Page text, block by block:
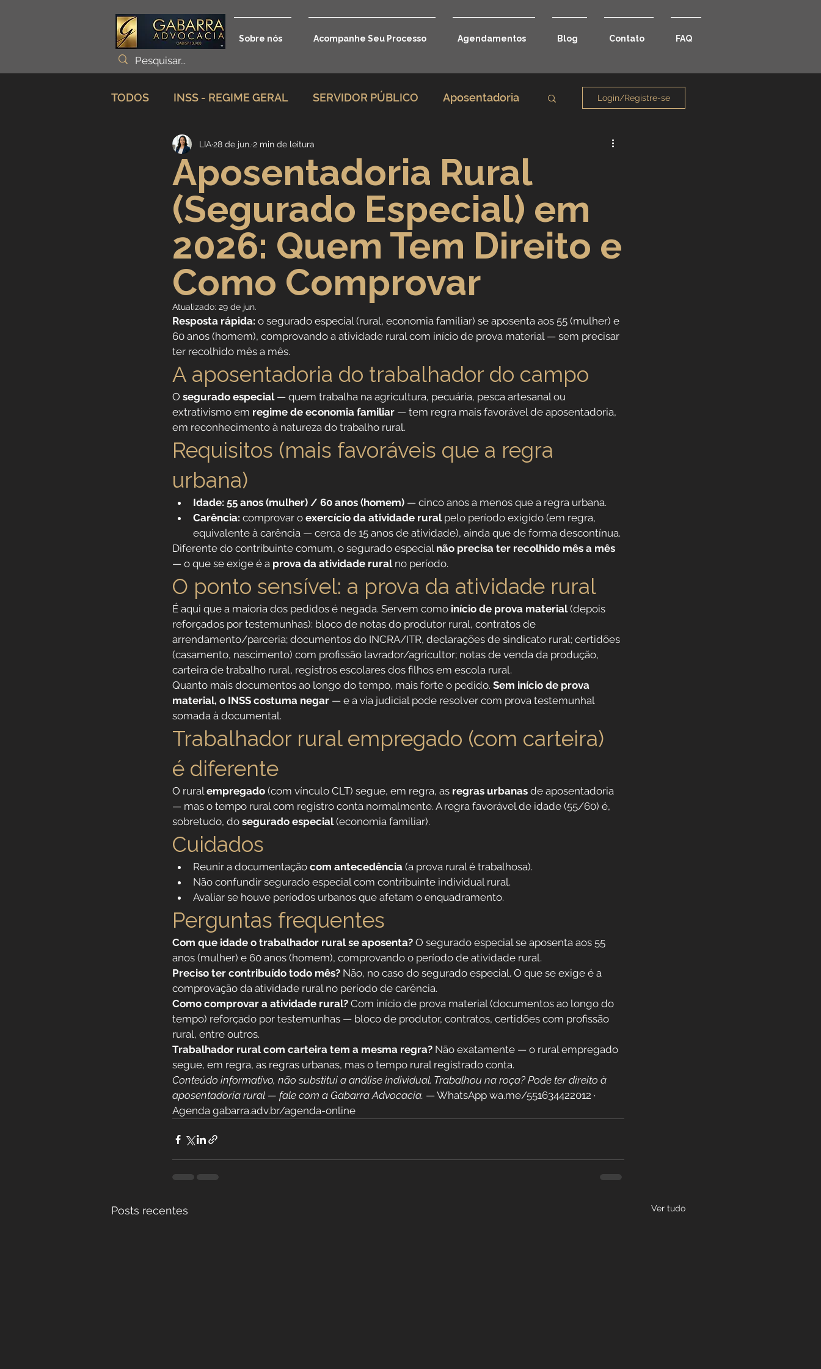
Sobre nós Acompanhe Seu Processo Agendamentos Blog Contato FAQ
TODOS INSS - REGIME GERAL SERVIDOR PÚBLICO Aposentadoria
Planejamento Previdenciário Direito Previdenciário
Incapacidade / Auxílio Benefícios por incapacidade
Aposentadoria Especial Aposentadoria por idade Carreira Jurídica
Previdência Internacional Direitos Sociais
Previdência para Trabalhadores Aposentadoria por Invalidez
Novidades Profissões da Saúde Institucional
Aposentadoria do Servidor Público Reforma da previdência
Login/Registre-se
Aposentadoria Rural
(Segurado Especial) em
2026: Quem Tem Direito e
Como Comprovar
LIA28 de jun. 2 min de leitura
Atualizado: 29 de jun.
Resposta rápida: o segurado especial (rural, economia familiar) se aposenta aos 55 (mulher) e
60 anos (homem), comprovando a atividade rural com início de prova material — sem precisar
ter recolhido mês a mês.
A aposentadoria do trabalhador do campo
O segurado especial — quem trabalha na agricultura, pecuária, pesca artesanal ou
extrativismo em regime de economia familiar — tem regra mais favorável de aposentadoria,
em reconhecimento à natureza do trabalho rural.
Requisitos (mais favoráveis que a regra
urbana)
Idade: 55 anos (mulher) / 60 anos (homem) — cinco anos a menos que a regra urbana.
Carência: comprovar o exercício da atividade rural pelo período exigido (em regra,
equivalente à carência — cerca de 15 anos de atividade), ainda que de forma descontínua.
Diferente do contribuinte comum, o segurado especial não precisa ter recolhido mês a mês
— o que se exige é a prova da atividade rural no período.
O ponto sensível: a prova da atividade rural
É aqui que a maioria dos pedidos é negada. Servem como início de prova material (depois
reforçados por testemunhas): bloco de notas do produtor rural, contratos de
arrendamento/parceria; documentos do INCRA/ITR, declarações de sindicato rural; certidões
(casamento, nascimento) com profissão lavrador/agricultor; notas de venda da produção,
carteira de trabalho rural, registros escolares dos filhos em escola rural.
Quanto mais documentos ao longo do tempo, mais forte o pedido. Sem início de prova
material, o INSS costuma negar — e a via judicial pode resolver com prova testemunhal
somada à documental.
Trabalhador rural empregado (com carteira)
é diferente
O rural empregado (com vínculo CLT) segue, em regra, as regras urbanas de aposentadoria
— mas o tempo rural com registro conta normalmente. A regra favorável de idade (55/60) é,
sobretudo, do segurado especial (economia familiar).
Cuidados
Reunir a documentação com antecedência (a prova rural é trabalhosa).
Não confundir segurado especial com contribuinte individual rural.
Avaliar se houve períodos urbanos que afetam o enquadramento.
Perguntas frequentes
Com que idade o trabalhador rural se aposenta? O segurado especial se aposenta aos 55
anos (mulher) e 60 anos (homem), comprovando o período de atividade rural.
Preciso ter contribuído todo mês? Não, no caso do segurado especial. O que se exige é a
comprovação da atividade rural no período de carência.
Como comprovar a atividade rural? Com início de prova material (documentos ao longo do
tempo) reforçado por testemunhas — bloco de produtor, contratos, certidões com profissão
rural, entre outros.
Trabalhador rural com carteira tem a mesma regra? Não exatamente — o rural empregado
segue, em regra, as regras urbanas, mas o tempo rural registrado conta.
Conteúdo informativo, não substitui a análise individual. Trabalhou na roça? Pode ter direito à
aposentadoria rural — fale com a Gabarra Advocacia. — WhatsApp wa.me/551634422012 ·
Agenda gabarra.adv.br/agenda-online
Posts recentes Ver tudo